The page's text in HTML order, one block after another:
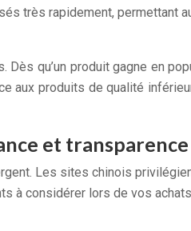
très rapidement, permettant
qu’un produit gagne en
produits de qualité
et transparence
Les sites chinois
à considérer lors de vos